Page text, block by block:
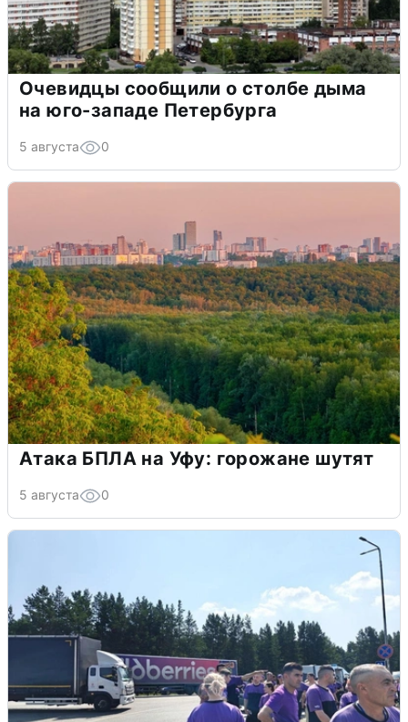
Очевидцы сообщили о столбе дыма
на юго-западе Петербурга
5 августа 0
Атака БПЛА на Уфу: горожане шутят
5 августа 0